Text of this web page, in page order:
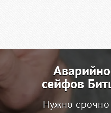
сейфов
Нужно срочно